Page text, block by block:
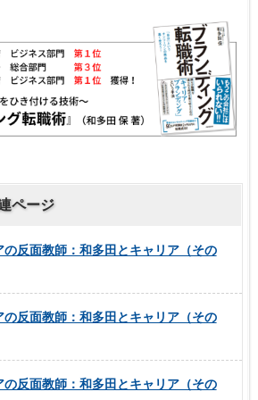
ページ
反面教師：和多田とキャリア（その
反面教師：和多田とキャリア（その
反面教師：和多田とキャリア（その